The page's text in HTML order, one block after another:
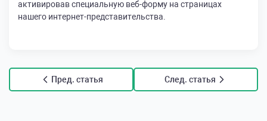
активировав специальную веб-форму на страницах
нашего интернет-представительства.
Пред. статья След. статья